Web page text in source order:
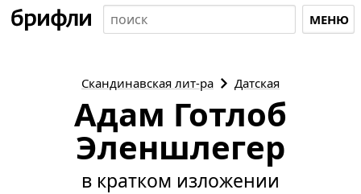
МЕНЮ
Скандинавская лит-ра Датская
Адам Готлоб
Эленшлегер
в кратком изложении